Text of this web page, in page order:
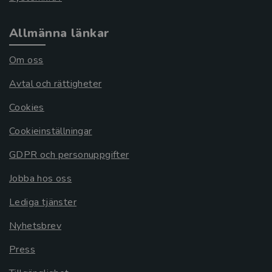
Allmänna länkar
Om oss
Avtal och rättigheter
Cookies
Cookieinställningar
GDPR och personuppgifter
Jobba hos oss
Lediga tjänster
Nyhetsbrev
Press